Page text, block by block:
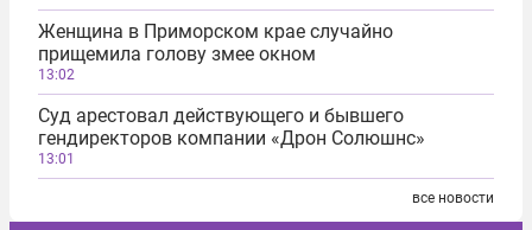
Женщина в Приморском крае случайно
прищемила голову змее окном
13:02
Суд арестовал действующего и бывшего
гендиректоров компании «Дрон Солюшнс»
13:01
все новости